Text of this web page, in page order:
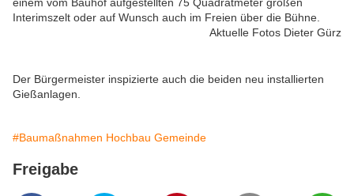
Interimszelt oder auf Wunsch auch im Freien über die Bühne.
Aktuelle Fotos Dieter Gürz
Der Bürgermeister inspizierte auch die beiden neu installierten
Gießanlagen.
#Baumaßnahmen Hochbau Gemeinde
Freigabe